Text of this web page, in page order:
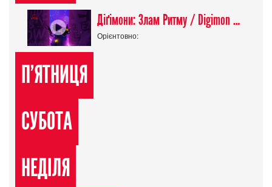
Діґімони: Злам Ритму / Digimon Beatbreak
Орієнтовно:
П'ЯТНИЦЯ
СУБОТА
НЕДІЛЯ